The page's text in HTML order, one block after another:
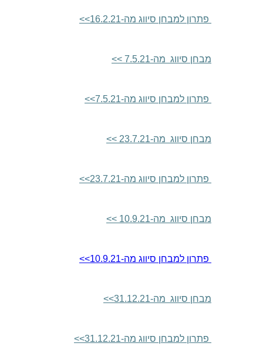
פתרון למבחן סיווג מה-16.2.21 >>
מבחן סיווג מה-7.5.21 >>
פתרון למבחן סיווג מה-7.5.21 >>
מבחן סיווג מה-23.7.21 >>
פתרון למבחן סיווג מה-23.7.21 >>
מבחן סיווג מה-10.9.21 >>
פתרון למבחן סיווג מה-10.9.21 >>
מבחן סיווג מה-31.12.21 >>
פתרון למבחן סיווג מה-31.12.21 >>